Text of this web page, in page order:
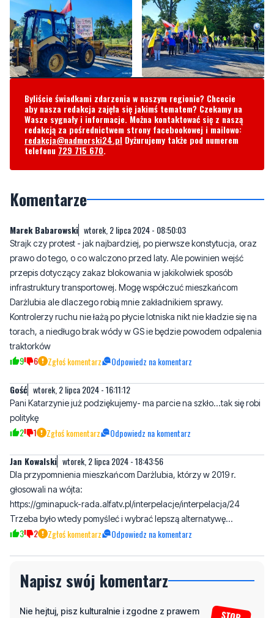
Byliście świadkami zdarzenia w naszym regionie? Chcecie
aby nasza redakcja zajęła się jakimś tematem? Czekamy na
Wasze sygnały i informacje. Można kontaktować się z naszą
redakcją za pośrednictwem strony facebookowej i mailowo:
redakcja@nadmorski24.pl Dyżurujemy także pod numerem
telefonu 729 715 670.
Komentarze
Marek Babarowski wtorek, 2 lipca 2024 - 08:50:03
Strajk czy protest - jak najbardziej, po pierwsze konstytucja, oraz
prawo do tego, o co walczono przed laty. Ale powinien wejść
przepis dotyczący zakaz blokowania w jakikolwiek sposób
infrastruktury transportowej. Mogę współczuć mieszkańcom
Darżlubia ale dlaczego robią mnie zakładnikiem sprawy.
Kontrolerzy ruchu nie łażą po płycie lotniska nikt nie kładzie się na
torach, a niedługo brak wódy w GS ie będzie powodem odpalenia
traktorków
9 6 Zgłoś komentarz Odpowiedz na komentarz
Gość wtorek, 2 lipca 2024 - 16:11:12
Pani Katarzynie już podziękujemy- ma parcie na szkło...tak się robi
politykę
2 1 Zgłoś komentarz Odpowiedz na komentarz
Jan Kowalski wtorek, 2 lipca 2024 - 18:43:56
Dla przypomnienia mieszkańcom Darżlubia, którzy w 2019 r.
głosowali na wójta:
https://gminapuck-rada.alfatv.pl/interpelacje/interpelacja/24
Trzeba było wtedy pomyśleć i wybrać lepszą alternatywę...
3 2 Zgłoś komentarz Odpowiedz na komentarz
Napisz swój komentarz
Nie hejtuj, pisz kulturalnie i zgodne z prawem